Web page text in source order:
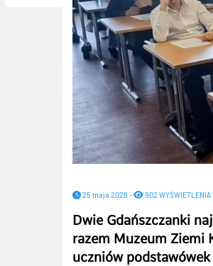
25 maja 2026 - 902 WYŚWIETLENIA
Dwie Gdańszczanki
razem Muzeum Ziemi
uczniów